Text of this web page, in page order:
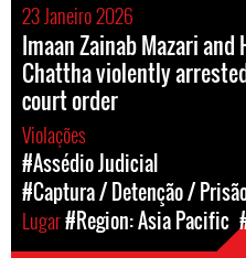
23 Janeiro 2026
Imaan Zainab Mazari and
Chattha violently
court order
Violações
#Assédio Judicial
#Captura / Detenção /
Lugar#Region: Asia Pacific